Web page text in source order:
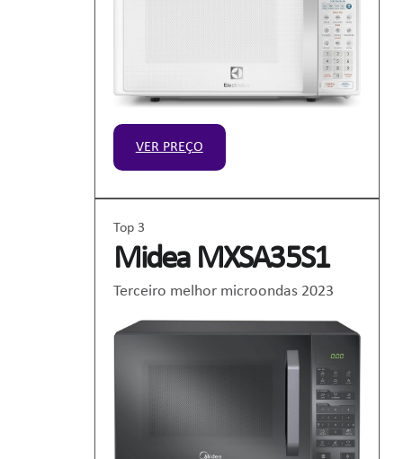
VER PREÇO
Top 3
Midea MXSA35S1
Terceiro melhor microondas 2023